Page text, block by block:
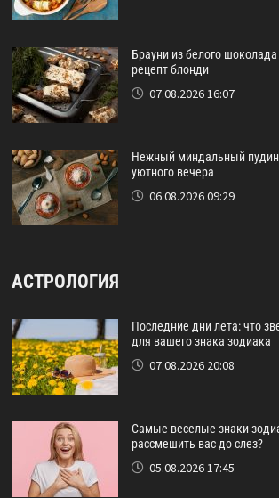
Брауни из белого
рецепт блонди
07.08.2026 16:07
Нежный миндальный
уютного вечера
06.08.2026 09:29
АСТРОЛОГИЯ
Последние дни лета: что
для вашего знака зодиака
07.08.2026 20:08
Самые веселые знаки
рассмешить вас до слез?
05.08.2026 17:45